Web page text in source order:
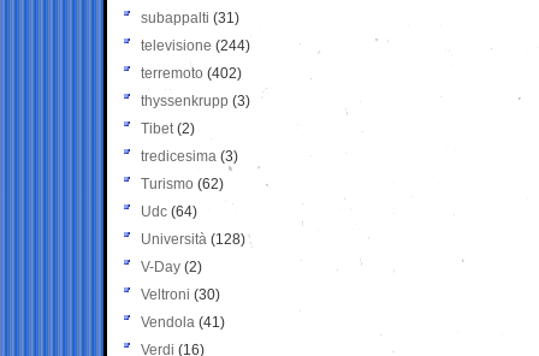
subappalti (31)
televisione(244)
terremoto (402)
thyssenkrupp (3)
Tibet(2)
tredicesima (3)
Turismo (62)
Udc (64)
Università (128)
V-Day (2)
Veltroni (30)
Vendola (41)
Verdi (16)